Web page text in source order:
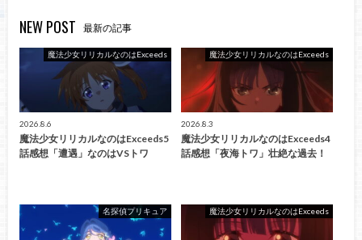
NEW POST 最新の記事
魔法少女リリカルなのはExceeds
2026.8.6
魔法少女リリカルなのはExceeds5
話感想「遭遇」なのはVSトワ
魔法少女リリカルなのはExceeds
2026.8.3
魔法少女リリカルなのはExceeds4
話感想「夜海トワ」壮絶な過去！
名探偵プリキュア 魔法少女リリカルなのはExceeds